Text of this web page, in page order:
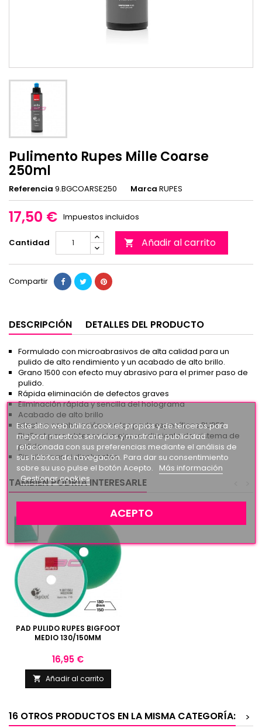
Pulimento Rupes Mille Coarse
250ml
Referencia 9.BGCOARSE250 Marca RUPES
17,50 € Impuestos incluidos
Cantidad  Añadir al carrito
Compartir
DESCRIPCIÓN DETALLES DEL PRODUCTO
Formulado con microabrasivos de alta calidad para un
pulido de alto rendimiento y un acabado de alto brillo.
Grano 1500 con efecto muy abrasivo para el primer paso de
pulido.
Rápida eliminación de defectos graves
Eliminación rápida y sencilla del holograma
Acabado de alto brillo
Ideal en combinación con los pads específicos RUPES
BigFoot para obtener el mejor rendimiento del sistema de
pulido
Sin siliconas ni disolventes
TAMBIÉN PODRÍA INTERESARLE
PAD PULIDO RUPES BIGFOOT
MEDIO 130/150MM
Precio
16,95 €
 Añadir al carrito
16 OTROS PRODUCTOS EN LA MISMA CATEGORÍA:
>
Este sitio web utiliza cookies propias y de terceros para
mejorar nuestros servicios y mostrarle publicidad
relacionada con sus preferencias mediante el análisis de
sus hábitos de navegación. Para dar su consentimiento
sobre su uso pulse el botón Acepto.
Más información
Gestionar cookies
ACEPTO